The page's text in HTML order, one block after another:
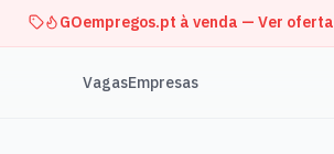
GOempregos.pt à venda — Ver oferta
VagasEmpresas